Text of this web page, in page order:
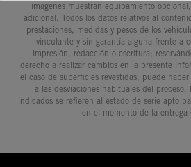
imágenes muestran equipamiento
adicional. Todos los datos relativos al
prestaciones, medidas y pesos de los
vinculante y sin garantía alguna frente a
impresión, redacción o escritura;
derecho a realizar cambios en la presente
el caso de superficies revestidas, puede
a las desviaciones habituales del proceso.
indicados se refieren al estado de serie apto
en el momento de la entrega